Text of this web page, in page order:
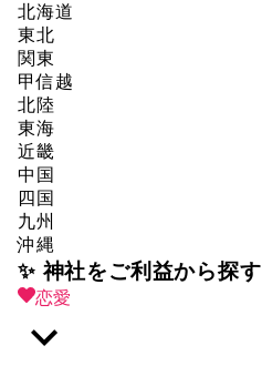
北海道
東北
関東
甲信越
北陸
東海
近畿
中国
四国
九州
沖縄
✨ 神社をご利益から探す
恋愛